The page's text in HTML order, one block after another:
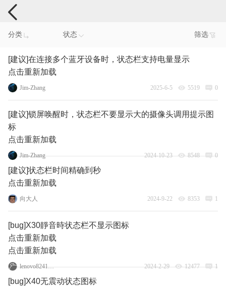
手机反馈
分类 状态 筛选
[建议]在连接多个蓝牙设备时，状态栏支持电量显示
点击重新加载
Jim-Zhang 2025-6-5 5519 0
[建议]锁屏唤醒时，状态栏不要显示大的摄像头调用提示图
标
点击重新加载
Jim-Zhang 2024-10-23 8548 0
[建议]状态栏时间精确到秒
点击重新加载
向大人 2024-9-22 8353 1
[bug]X30靜音時状态栏不显示图标
点击重新加载
点击重新加载
lenovo82416158 2024-2-29 12477 1
[bug]X40无震动状态图标